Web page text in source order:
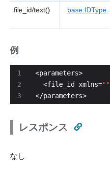
file_id/text() base:IDType
例
3
  <file_id xmlns=
""
</parameters>
レスポンス
なし